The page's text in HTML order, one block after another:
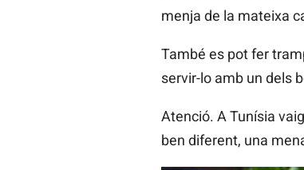
menja de la mateixa
També es pot fer
servir-lo amb un dels
Atenció. A Tunísia
ben diferent, una